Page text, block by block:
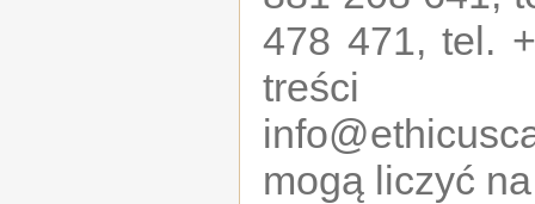
478 471, tel.
treści
mogą liczyć